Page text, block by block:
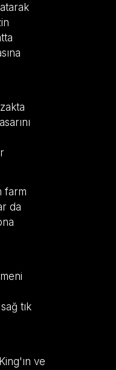
farm
da
tık
ve